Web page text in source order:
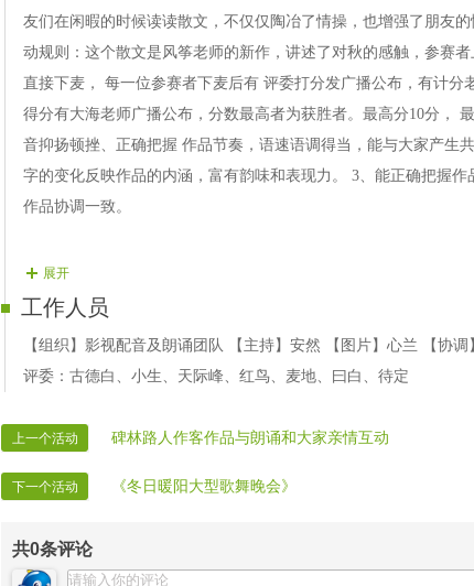
友们在闲暇的时候读读散文，不仅仅陶冶了情操，也增强了朋友
动规则：这个散文是风筝老师的新作，讲述了对秋的感触，参赛
直接下麦， 每一位参赛者下麦后有 评委打分发广播公布，有计分
得分有大海老师广播公布，分数最高者为获胜者。最高分10分，
音抑扬顿挫、正确把握 作品节奏，语速语调得当，能与大家产生
字的变化反映作品的内涵，富有韵味和表现力。 3、能正确把握
作品协调一致。
展开
工作人员
【组织】影视配音及朗诵团队 【主持】安然 【图片】心兰 【协
评委：古德白、小生、天际峰、红鸟、麦地、曰白、待定
上一个活动 碑林路人作客作品与朗诵和大家亲情互动
下一个活动 《冬日暖阳大型歌舞晚会》
共0条评论